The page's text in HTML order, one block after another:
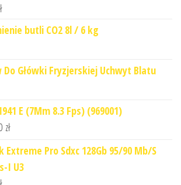
butli CO2 8l / 6 kg
Główki Fryzjerskiej Uchwyt Blatu
E (7Mm 8.3 Fps) (969001)
zł
Extreme Pro Sdxc 128Gb 95/90 Mb/S
I U3